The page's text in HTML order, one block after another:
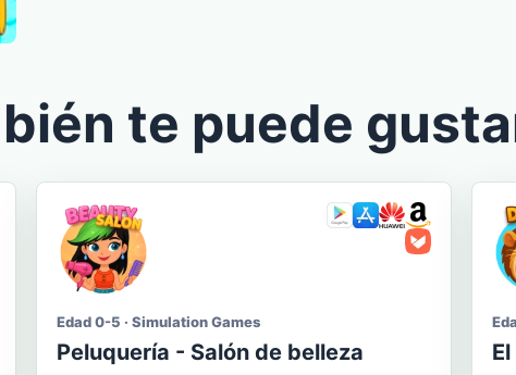
te puede
Edad 0-5 · Simulation Games
Peluquería - Salón de belleza